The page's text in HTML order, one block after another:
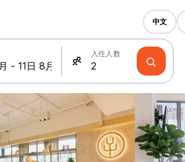
入住人数
中文